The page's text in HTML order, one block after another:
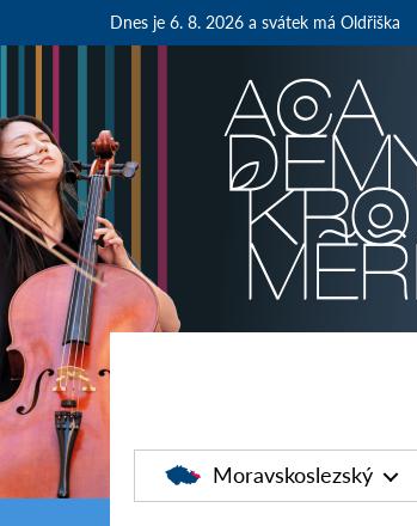
Dnes je 6. 8. 2026 a svátek má Oldřiška
Moravskoslezský